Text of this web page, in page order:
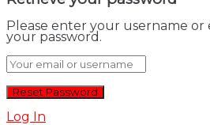
Please enter your username or
your password.
Log In